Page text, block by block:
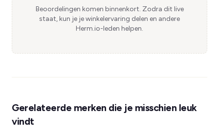
Beoordelingen komen binnenkort. Zodra dit live
staat, kun je je winkelervaring delen en andere
Herm.io-leden helpen.
Gerelateerde merken die je misschien leuk
vindt